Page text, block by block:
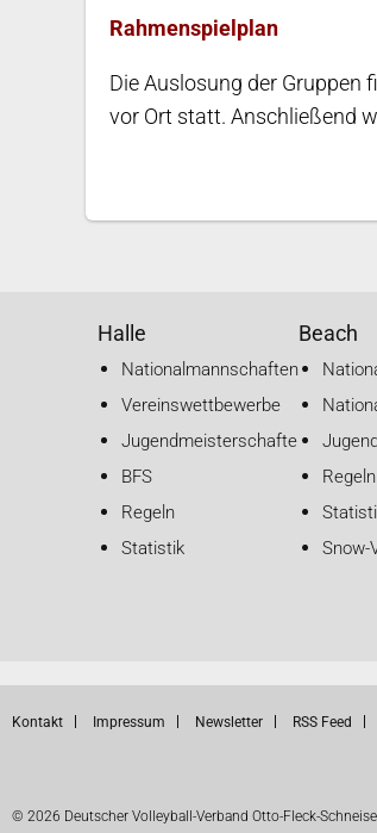
Rahmenspielplan
Die Auslosung der Gruppen
vor Ort statt. Anschließend
Halle
Nationalmannschaften
Vereinswettbewerbe
Jugendmeisterschaften
BFS
Regeln
Statistik
Beach
Regeln
Snow-
Kontakt Impressum Newsletter RSS Feed
© 2026 Deutscher Volleyball-Verband Otto-Fleck-